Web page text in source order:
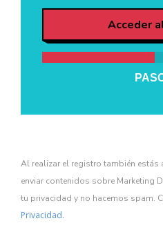
Acceder
Al realizar el registro también estás
enviar contenidos sobre Marketing
tu privacidad y no hacemos spam.
Privacidad.